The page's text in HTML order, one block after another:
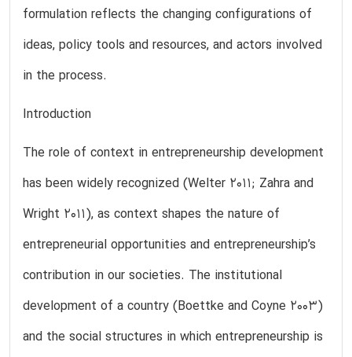
formulation reflects the changing configurations of
ideas, policy tools and resources, and actors involved
in the process.
Introduction
The role of context in entrepreneurship development
has been widely recognized (Welter 2011; Zahra and
Wright 2011), as context shapes the nature of
entrepreneurial opportunities and entrepreneurship’s
contribution in our societies. The institutional
development of a country (Boettke and Coyne 2003)
and the social structures in which entrepreneurship is